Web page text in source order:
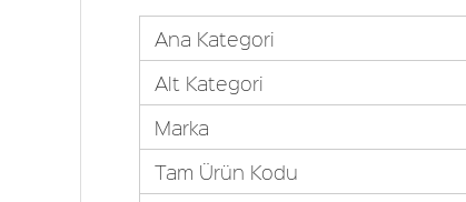
Ana Kategori
Alt Kategori
Marka
Tam Ürün Kodu